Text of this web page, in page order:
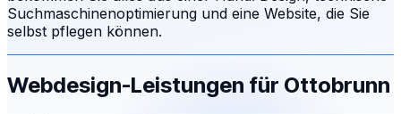
Suchmaschinenoptimierung und eine Website, die Sie
selbst pflegen können.
Webdesign-Leistungen für Ottobrunn